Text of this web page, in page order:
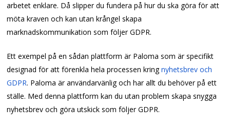
arbetet enklare. Då slipper du fundera på hur du ska göra för att
möta kraven och kan utan krångel skapa
marknadskommunikation som följer GDPR.
Ett exempel på en sådan plattform är Paloma som är specifikt
designad för att förenkla hela processen kringnyhetsbrev och
GDPR. Paloma är användarvänlig och har allt du behöver på ett
ställe. Med denna plattform kan du utan problem skapa snygga
nyhetsbrev och göra utskick som följer GDPR.